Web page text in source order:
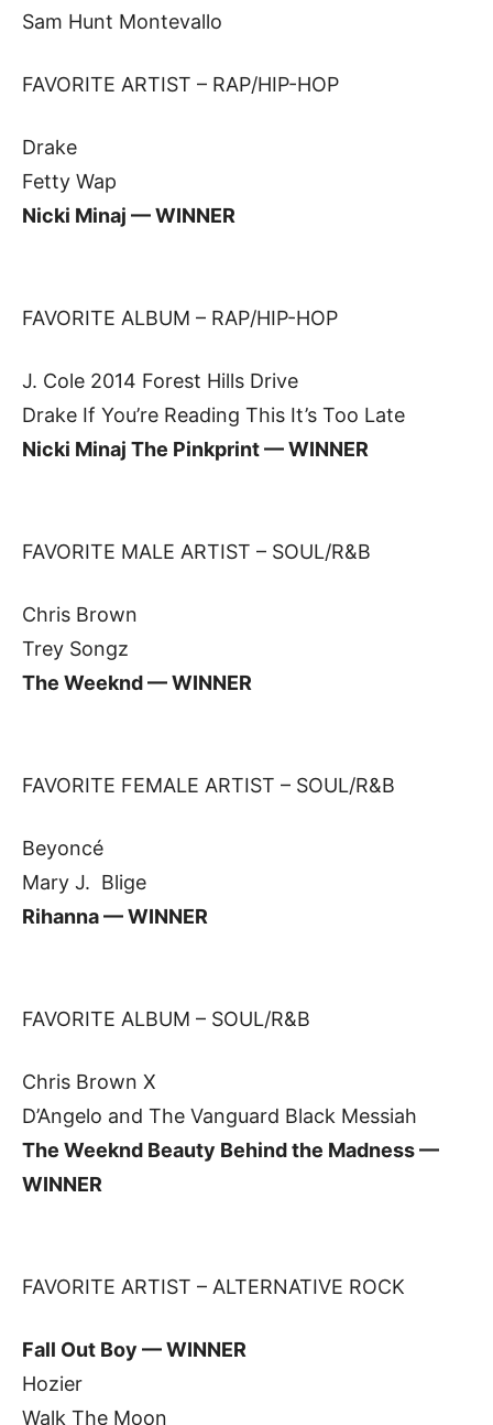
Sam Hunt Montevallo
FAVORITE ARTIST – RAP/HIP-HOP
Drake
Fetty Wap
Nicki Minaj — WINNER
FAVORITE ALBUM – RAP/HIP-HOP
J. Cole 2014 Forest Hills Drive
Drake If You’re Reading This It’s Too Late
Nicki Minaj The Pinkprint — WINNER
FAVORITE MALE ARTIST – SOUL/R&B
Chris Brown
Trey Songz
The Weeknd — WINNER
FAVORITE FEMALE ARTIST – SOUL/R&B
Beyoncé
Mary J. Blige
Rihanna — WINNER
FAVORITE ALBUM – SOUL/R&B
Chris Brown X
D’Angelo and The Vanguard Black Messiah
The Weeknd Beauty Behind the Madness —
WINNER
FAVORITE ARTIST – ALTERNATIVE ROCK
Fall Out Boy — WINNER
Hozier
Walk The Moon